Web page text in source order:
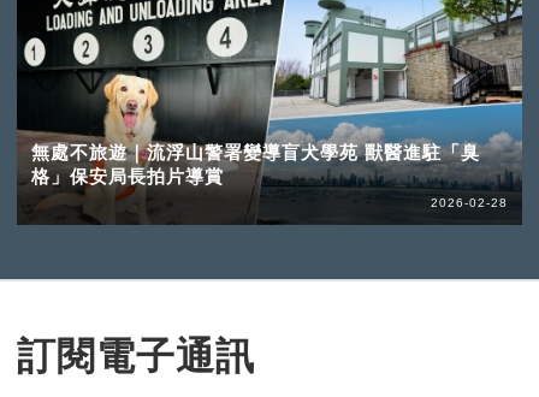
無處不旅遊｜流浮山警署變導盲犬學苑 獸醫進駐「臭
格」保安局長拍片導賞
2026-02-28
訂閱電子通訊